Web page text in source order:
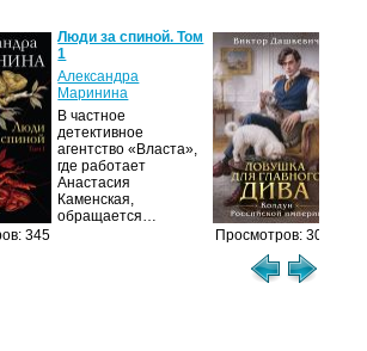
345
Люди за спиной. Том
1
Александра
Маринина
В частное
детективное
агентство «Власта»,
где работает
Анастасия
Каменская,
обращается…
Просмотров: 304